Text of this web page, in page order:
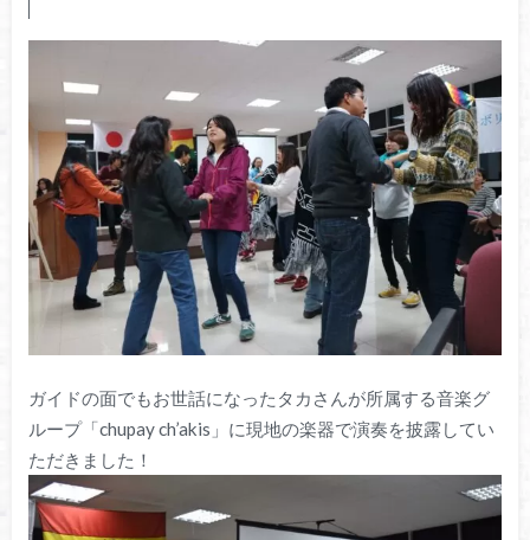
ガイドの面でもお世話になったタカさんが所属する音楽グ
ループ「chupay ch’akis」に現地の楽器で演奏を披露してい
ただきました！